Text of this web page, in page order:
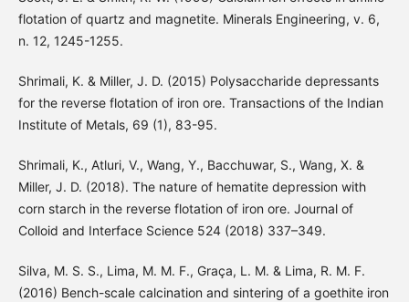
flotation of quartz and magnetite. Minerals Engineering, v. 6,
n. 12, 1245-1255.
Shrimali, K. & Miller, J. D. (2015) Polysaccharide depressants
for the reverse flotation of iron ore. Transactions of the Indian
Institute of Metals, 69 (1), 83-95.
Shrimali, K., Atluri, V., Wang, Y., Bacchuwar, S., Wang, X. &
Miller, J. D. (2018). The nature of hematite depression with
corn starch in the reverse flotation of iron ore. Journal of
Colloid and Interface Science 524 (2018) 337–349.
Silva, M. S. S., Lima, M. M. F., Graça, L. M. & Lima, R. M. F.
(2016) Bench-scale calcination and sintering of a goethite iron